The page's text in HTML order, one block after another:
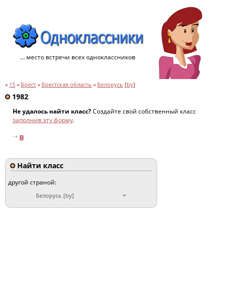
... место встречи всех одноклассников
» 15 » Брест » Брестская область » Белорусь [by]
1982
Не удалось найти класс?Создайте свой собственный класс
заполнив эту форму.
В
Найти класс
другой страной:
Белорусь [by]